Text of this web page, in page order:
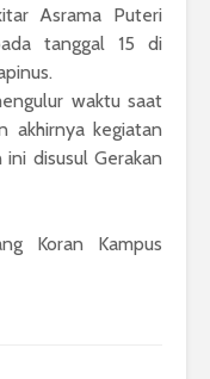
Asrama Puteri
tanggal 15 di
waktu saat
akhirnya kegiatan
disusul Gerakan
Koran Kampus